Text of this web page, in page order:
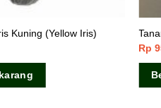
Kuning (Yellow Iris)
Rp